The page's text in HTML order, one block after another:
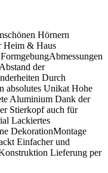
Hörnern
Heim & Haus
der
Durch
absolutes Unikat Hohe
Aluminium Dank der
Stierkopf auch für
Lackiertes
DekorationMontage
Einfacher und
Lieferung per